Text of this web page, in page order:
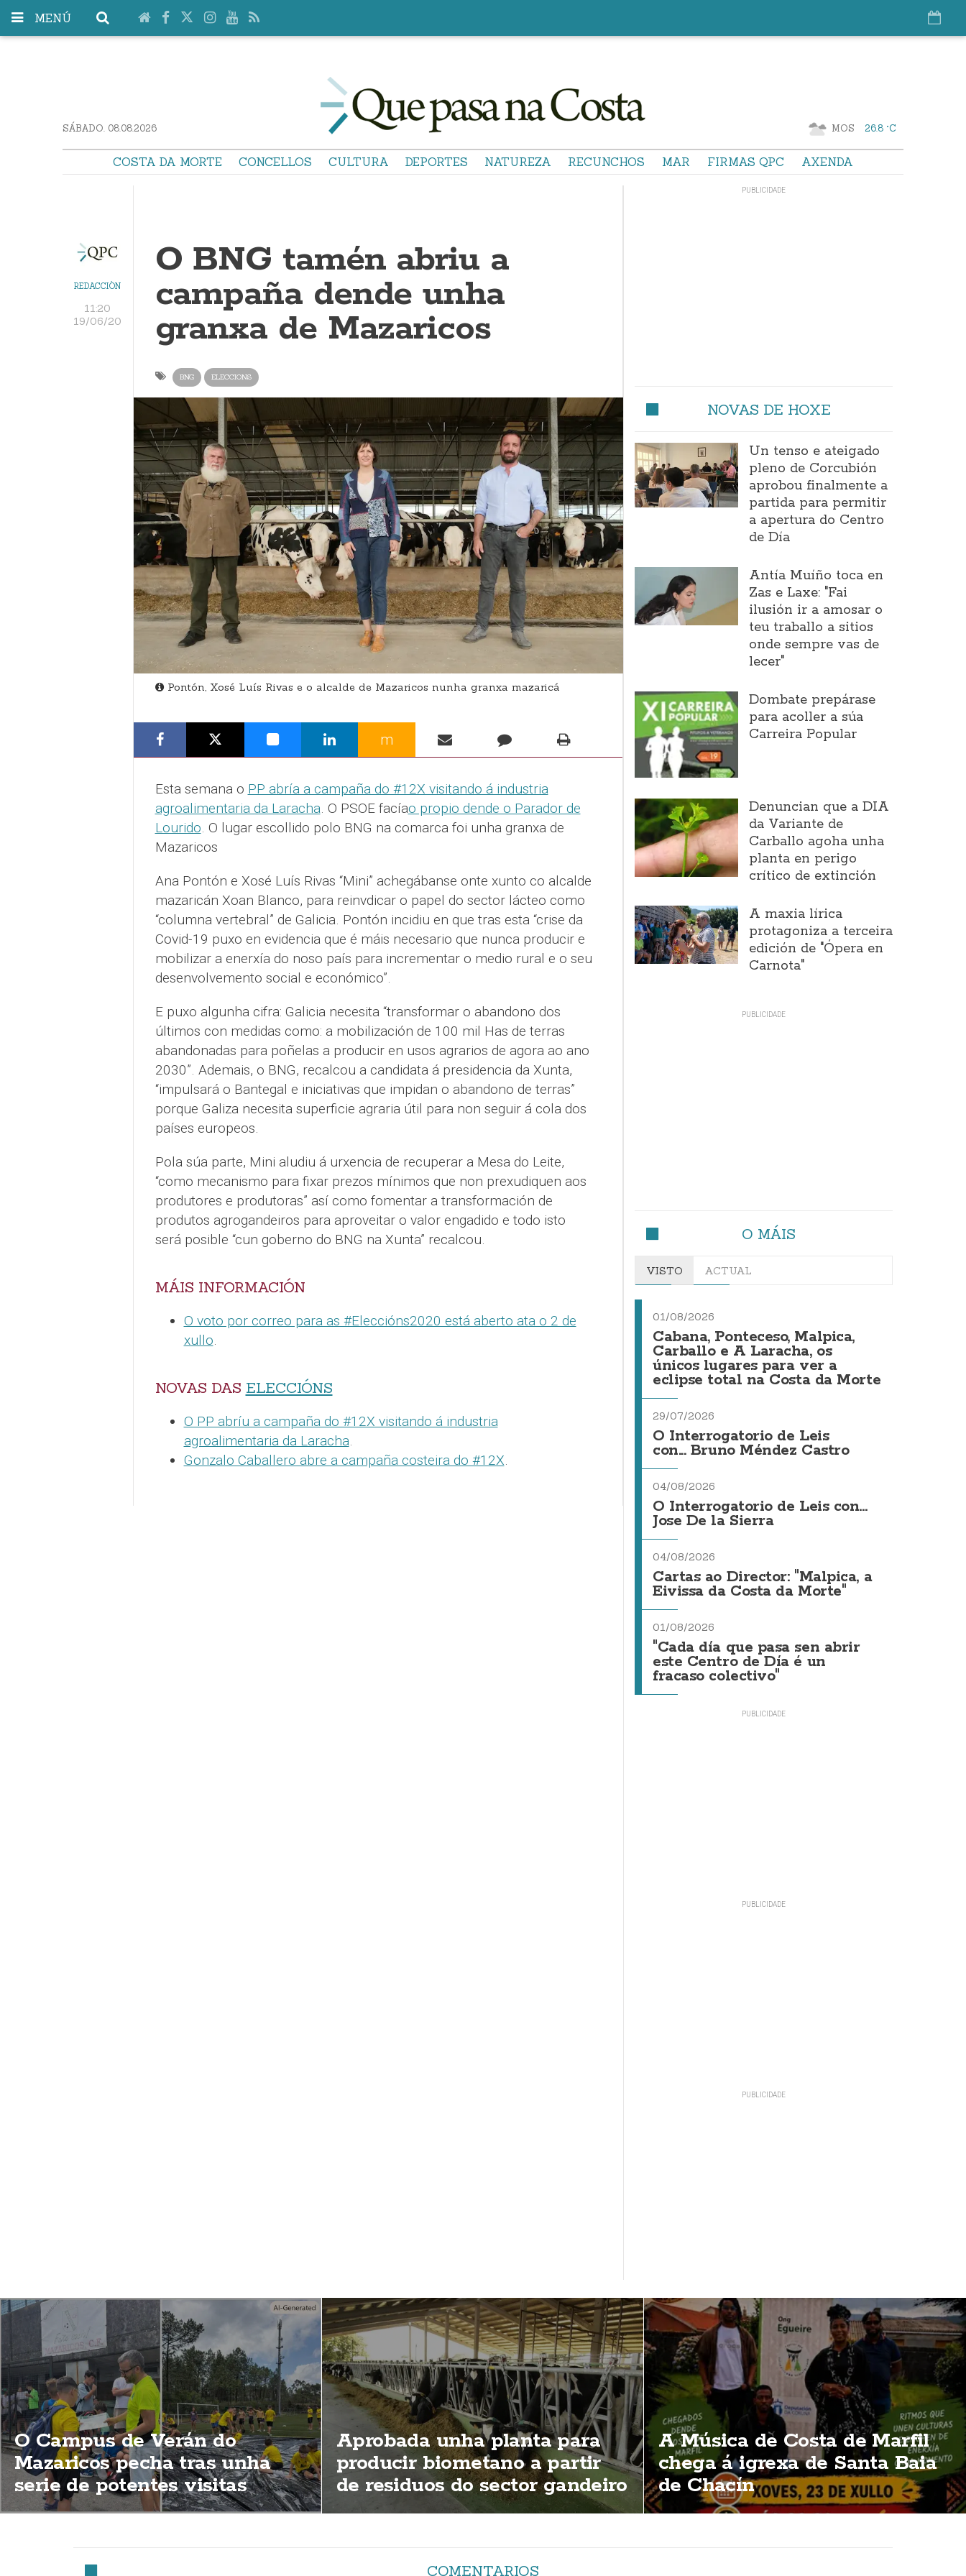
MENÚ
SÁBADO. 08.08.2026 MOS 26.8 °C
COSTA DA MORTE CONCELLOS CULTURA DEPORTES NATUREZA RECUNCHOS MAR FIRMAS QPC AXENDA
REDACCIÓN
11:20
19/06/20
O BNG tamén abriu a
campaña dende unha
granxa de Mazaricos
BNG ELECCIONS
Pontón, Xosé Luís Rivas e o alcalde de Mazaricos nunha granxa mazaricá
m
Esta semana o PP abría a campaña do #12X visitando á industria
agroalimentaria da Laracha. O PSOE facíao propio dende o Parador de
Lourido. O lugar escollido polo BNG na comarca foi unha granxa de
Mazaricos
Ana Pontón e Xosé Luís Rivas “Mini” achegábanse onte xunto co alcalde
mazaricán Xoan Blanco, para reinvdicar o papel do sector lácteo como
“columna vertebral” de Galicia. Pontón incidiu en que tras esta “crise da
Covid-19 puxo en evidencia que é máis necesario que nunca producir e
mobilizar a enerxía do noso país para incrementar o medio rural e o seu
desenvolvemento social e económico”.
E puxo algunha cifra: Galicia necesita “transformar o abandono dos
últimos con medidas como: a mobilización de 100 mil Has de terras
abandonadas para poñelas a producir en usos agrarios de agora ao ano
2030”. Ademais, o BNG, recalcou a candidata á presidencia da Xunta,
“impulsará o Bantegal e iniciativas que impidan o abandono de terras”
porque Galiza necesita superficie agraria útil para non seguir á cola dos
países europeos.
Pola súa parte, Mini aludiu á urxencia de recuperar a Mesa do Leite,
“como mecanismo para fixar prezos mínimos que non prexudiquen aos
produtores e produtoras” así como fomentar a transformación de
produtos agrogandeiros para aproveitar o valor engadido e todo isto
será posible “cun goberno do BNG na Xunta” recalcou.
MÁIS INFORMACIÓN
O voto por correo para as #Eleccións2020 está aberto ata o 2 de
xullo.
NOVAS DAS ELECCIÓNS
O PP abríu a campaña do #12X visitando á industria
agroalimentaria da Laracha.
Gonzalo Caballero abre a campaña costeira do #12X.
NOVAS DE HOXE
Un tenso e ateigado
pleno de Corcubión
aprobou finalmente a
partida para permitir
a apertura do Centro
de Día
Antía Muíño toca en
Zas e Laxe: "Fai
ilusión ir a amosar o
teu traballo a sitios
onde sempre vas de
lecer"
Dombate prepárase
para acoller a súa
Carreira Popular
Denuncian que a DIA
da Variante de
Carballo agoha unha
planta en perigo
crítico de extinción
A maxia lírica
protagoniza a terceira
edición de "Ópera en
Carnota"
O MÁIS
VISTO ACTUAL
01/08/2026
Cabana, Ponteceso, Malpica,
Carballo e A Laracha, os
únicos lugares para ver a
eclipse total na Costa da Morte
29/07/2026
O Interrogatorio de Leis
con... Bruno Méndez Castro
04/08/2026
O Interrogatorio de Leis con...
Jose De la Sierra
04/08/2026
Cartas ao Director: "Malpica, a
Eivissa da Costa da Morte"
01/08/2026
"Cada día que pasa sen abrir
este Centro de Día é un
fracaso colectivo"
O Campus de Verán do
Mazaricos pecha tras unha
serie de potentes visitas
Aprobada unha planta para
producir biometano a partir
de residuos do sector gandeiro
nas Maroñas
A Música de Costa de Marfil
chega á igrexa de Santa Baia
de Chacín
COMENTARIOS